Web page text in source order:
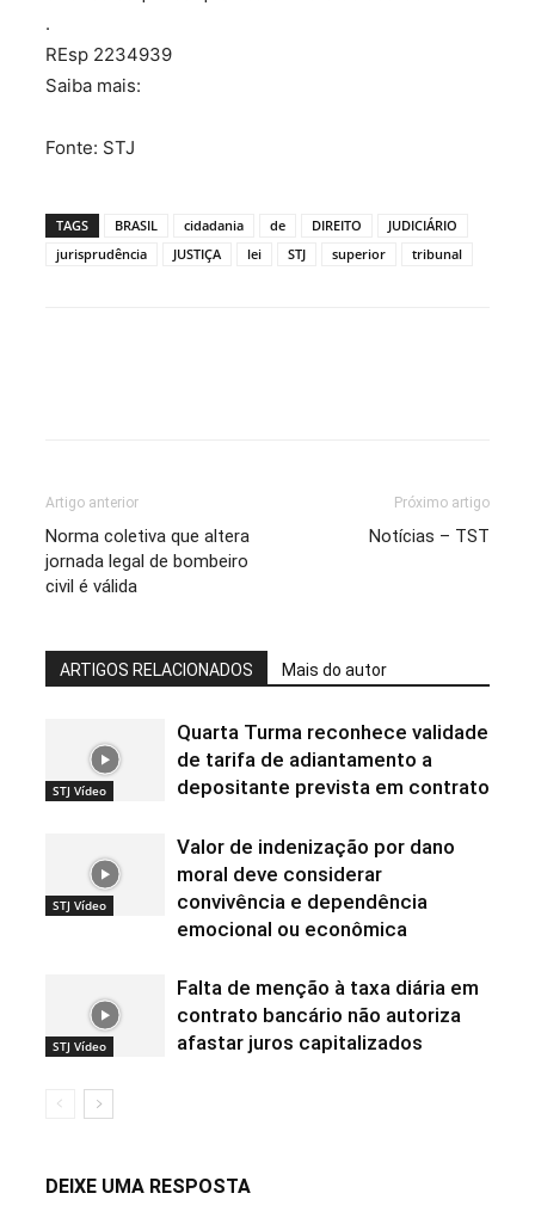
.
REsp 2234939
Saiba mais:
Fonte: STJ
TAGS BRASIL cidadania de DIREITO
JUDICIÁRIO
jurisprudência
JUSTIÇA lei STJ superior tribunal
Artigo anterior
Norma coletiva que altera
jornada legal de bombeiro
civil é válida
Próximo artigo
Notícias – TST
ARTIGOS RELACIONADOS Mais do autor
STJ Vídeo
Quarta Turma reconhece validade
de tarifa de adiantamento a
depositante prevista em contrato
STJ Vídeo
Valor de indenização por dano
moral deve considerar
convivência e dependência
emocional ou econômica
STJ Vídeo
Falta de menção à taxa diária em
contrato bancário não autoriza
afastar juros capitalizados
DEIXE UMA RESPOSTA